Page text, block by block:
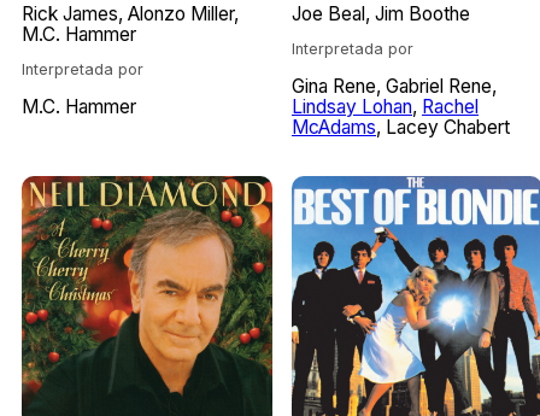
Rick James Alonzo Miller
M.C. Hammer
Interpretada por
M.C. Hammer
Joe Beal Jim Boothe
Interpretada por
Gina Rene Gabriel Rene
Lindsay Lohan Rachel
McAdams Lacey Chabert